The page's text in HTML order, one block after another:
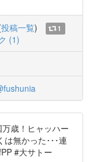
投稿一覧)
1
(1)
歳！ヒャッハー
無かった･･･連
#大サトー